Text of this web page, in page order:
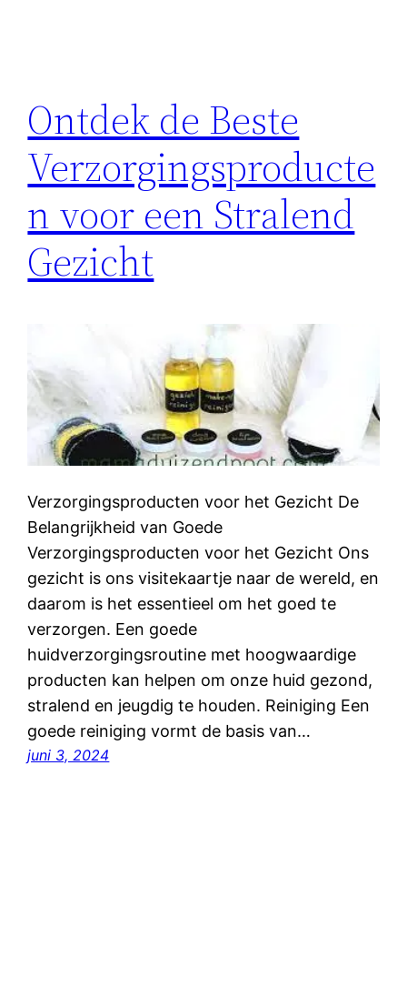
Ontdek de Beste
Verzorgingsproducte
n voor een Stralend
Gezicht
Verzorgingsproducten voor het Gezicht De
Belangrijkheid van Goede
Verzorgingsproducten voor het Gezicht Ons
gezicht is ons visitekaartje naar de wereld, en
daarom is het essentieel om het goed te
verzorgen. Een goede
huidverzorgingsroutine met hoogwaardige
producten kan helpen om onze huid gezond,
stralend en jeugdig te houden. Reiniging Een
goede reiniging vormt de basis van…
juni 3, 2024